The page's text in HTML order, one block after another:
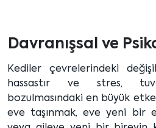
Davranışsal ve
Kediler çevrelerindeki
hassastır ve stres,
bozulmasındaki en büyük
eve taşınmak, eve yeni bir